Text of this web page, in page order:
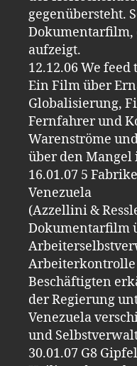
gegenübersteht.
Dokumentarfilm,
aufzeigt.
12.12.06 We
Ein Film über
Globalisierung,
Fernfahrer und
Warenströme
über den Mangel
16.01.07 5
Venezuela
(Azzellini &
Dokumentarfilm
Arbeiterkontrolle
Beschäftigten
der Regierung
Venezuela
und
30.01.07 G8